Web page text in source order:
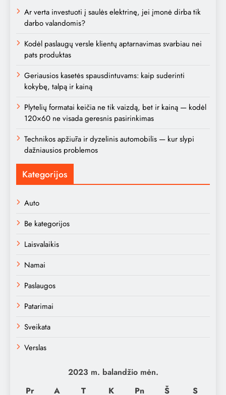
Ar verta investuoti į saulės elektrinę, jei įmonė dirba tik
darbo valandomis?
Kodėl paslaugų versle klientų aptarnavimas svarbiau nei
pats produktas
Geriausios kasetės spausdintuvams: kaip suderinti
kokybę, talpą ir kainą
Plytelių formatai keičia ne tik vaizdą, bet ir kainą — kodėl
120×60 ne visada geresnis pasirinkimas
Technikos apžiūra ir dyzelinis automobilis — kur slypi
dažniausios problemos
Kategorijos
Auto
Be kategorijos
Laisvalaikis
Namai
Paslaugos
Patarimai
Sveikata
Verslas
2023 m. balandžio mėn.
Pr
A T K Pn Š S